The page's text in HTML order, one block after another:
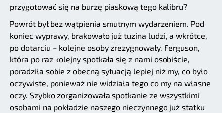
przygotować się na burzę piaskową tego kalibru?
Powrót był bez wątpienia smutnym wydarzeniem. Pod
koniec wyprawy, brakowało już tuzina ludzi, a wkrótce,
po dotarciu – kolejne osoby zrezygnowały. Ferguson,
która po raz kolejny spotkała się z nami osobiście,
poradziła sobie z obecną sytuacją lepiej niż my, co było
oczywiste, ponieważ nie widziała tego co my na własne
oczy. Szybko zorganizowała spotkanie ze wszystkimi
osobami na pokładzie naszego nieczynnego już statku